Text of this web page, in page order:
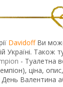
DavidoffВи
Україні. Також
- Туалетна
ціна,
Валентина